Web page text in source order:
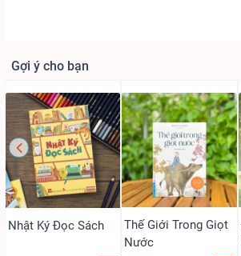
Gợi ý cho bạn
Nhật Ký Đọc Sách
Thế Giới Trong Giọt
Nước